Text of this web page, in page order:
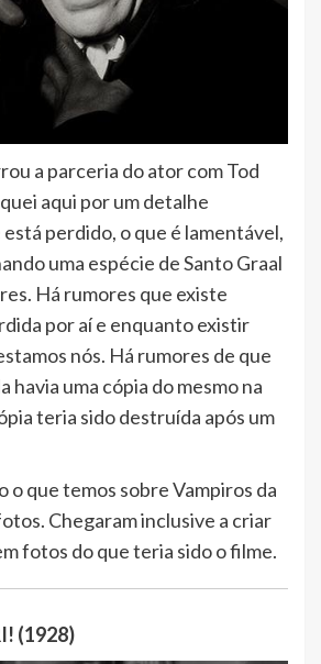
a parceria do ator com Tod
aqui por um detalhe
perdido, o que é lamentável,
uma espécie de Santo Graal
Há rumores que existe
por aí e enquanto existir
nós. Há rumores de que
havia uma cópia do mesmo na
teria sido destruída após um
o que temos sobre Vampiros da
Chegaram inclusive a criar
fotos do que teria sido o filme.
(1928)